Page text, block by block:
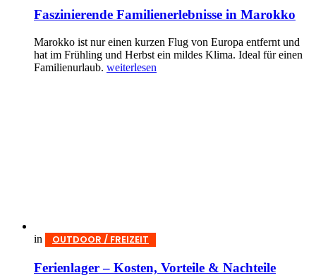
Faszinierende Familienerlebnisse in Marokko
Marokko ist nur einen kurzen Flug von Europa entfernt und
hat im Frühling und Herbst ein mildes Klima. Ideal für einen
Familienurlaub. weiterlesen
in OUTDOOR / FREIZEIT
Ferienlager – Kosten, Vorteile & Nachteile